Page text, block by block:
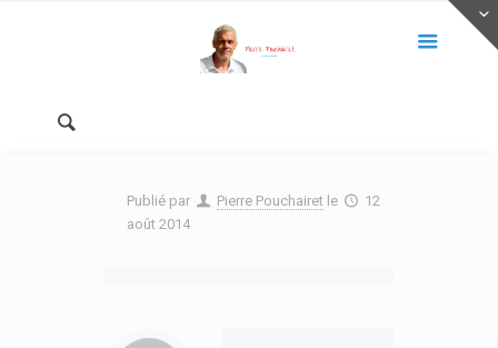
Publié par Pierre Pouchairet le
12
août 2014